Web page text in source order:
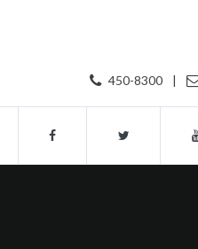
450-8300 |